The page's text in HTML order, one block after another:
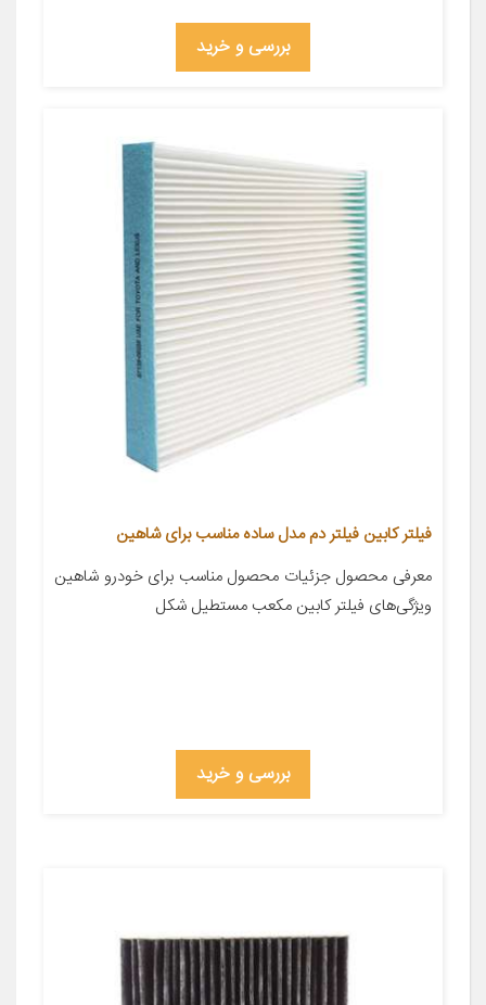
بررسی و خرید
فیلتر کابین فیلتر دم مدل ساده مناسب برای شاهین
معرفی محصول جزئیات محصول مناسب برای خودرو شاهین
ویژگی‌های فیلتر کابین مکعب مستطیل شکل
بررسی و خرید